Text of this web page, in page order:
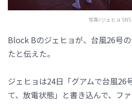
写真=ジェヒョ SNS
Block Bのジェヒョが、台風26号
たと伝えた。
ジェヒョは24日「グアムで台風26
て、放電状態」と書き込んで、フ